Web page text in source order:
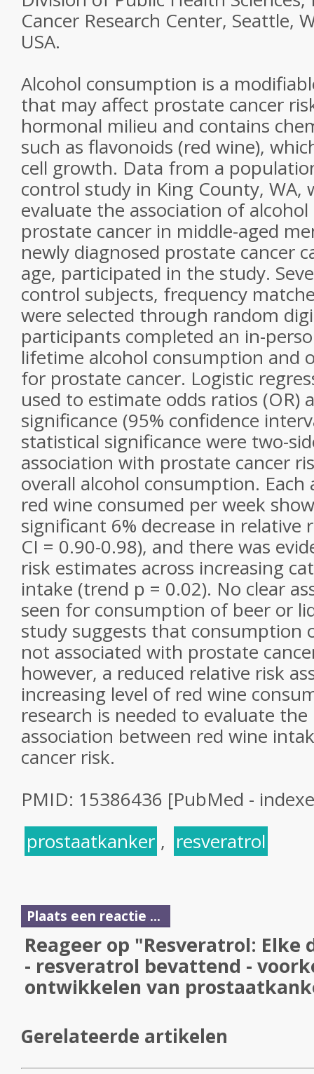
Cancer Research Center, Seattle,
USA.
Alcohol consumption is a
that may affect prostate cancer
hormonal milieu and contains
such as flavonoids (red wine),
cell growth. Data from a
control study in King County, WA,
evaluate the association of
prostate cancer in middle-aged
newly diagnosed prostate cancer
age, participated in the study.
control subjects, frequency
were selected through random
participants completed an in-
lifetime alcohol consumption and
for prostate cancer. Logistic
used to estimate odds ratios (OR)
significance (95% confidence
statistical significance were two-
association with prostate cancer
overall alcohol consumption. Each
red wine consumed per week
significant 6% decrease in relative
CI = 0.90-0.98), and there was
risk estimates across increasing
intake (trend p = 0.02). No clear
seen for consumption of beer or
study suggests that consumption
not associated with prostate
however, a reduced relative risk
increasing level of red wine
research is needed to evaluate
association between red wine
cancer risk.
PMID: 15386436 [PubMed -
prostaatkanker , resveratrol
Plaats een reactie ...
Reageer op "Resveratrol: Elke
- resveratrol bevattend -
ontwikkelen van
Gerelateerde artikelen